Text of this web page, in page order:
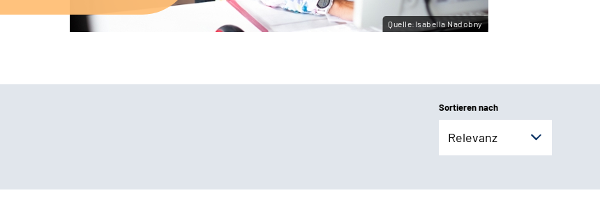
Quelle:Isabella Nadobny
Sortieren nach
Relevanz